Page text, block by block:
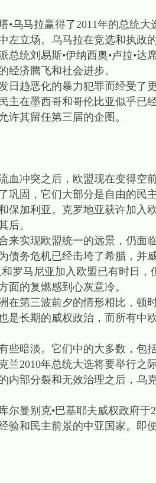
马拉赢得了2011年的总统大
左立场。乌马拉在竞选和执政
统刘易斯•伊纳西奥•卢拉•达
经济腾飞和社会进步。
趋恶化的暴力犯罪而经受了
主在墨西哥和哥伦比亚似乎已
许其留任第三届的企图。
冲突之后，欧盟现在变得空
巩固，它们大部分是自由的民
保加利亚。克罗地亚获许加入
后。
实现欧盟统一的远景，仍面
债务危机已经击垮了希腊，并
罗马尼亚加入欧盟已有时日，
面的复燃感到心灰意冷。
第三波前夕的情形相比，顿
是长期的威权政治，而所有中
暗淡。它们中的大多数，包
2010年总统大选将要举行之
内部分裂和无效治理之后，乌
曼别克•巴基耶夫威权政府于
验和民主前景的中亚国家。即